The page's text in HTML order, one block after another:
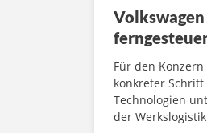
Für den
konkreter
Technologien
der